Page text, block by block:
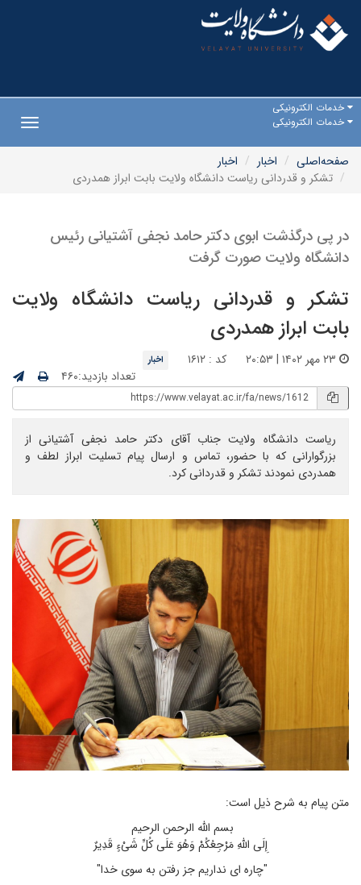
خدمات الکترونیکی
خدمات الکترونیکی
صفحه‌اصلی
اخبار
اخبار
تشکر و قدردانی ریاست دانشگاه ولایت بابت ابراز همدردی
در پی درگذشت ابوی دکتر حامد نجفی آشتیانی رئیس
دانشگاه ولایت صورت گرفت
تشکر و قدردانی ریاست دانشگاه ولایت
بابت ابراز همدردی
کد : ۱۶۱۲ اخبار
تعداد بازدید:۴۶۰
ریاست دانشگاه ولایت جناب آقای دکتر حامد نجفی آشتیانی از
بزرگوارانی که با حضور، تماس و ارسال پیام تسلیت ابراز لطف و
همدردی نمودند تشکر و قدردانی کرد.
متن پیام به شرح ذیل است:
بسم الله الرحمن الرحیم
إِلَى اللَّهِ مَرْجِعُکُمْ وَهُوَ عَلَى کُلِّ شَیْءٍ قَدِیرٌ
"چاره ای نداریم جز رفتن به سوی خدا"